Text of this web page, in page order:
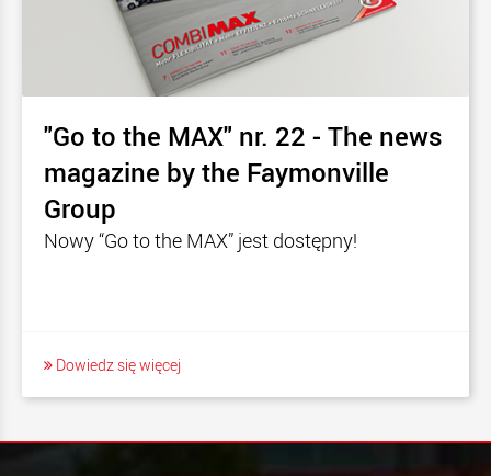
"Go to the MAX" nr. 22 - The news
magazine by the Faymonville
Group
Nowy “Go to the MAX” jest dostępny!
Dowiedz się więcej